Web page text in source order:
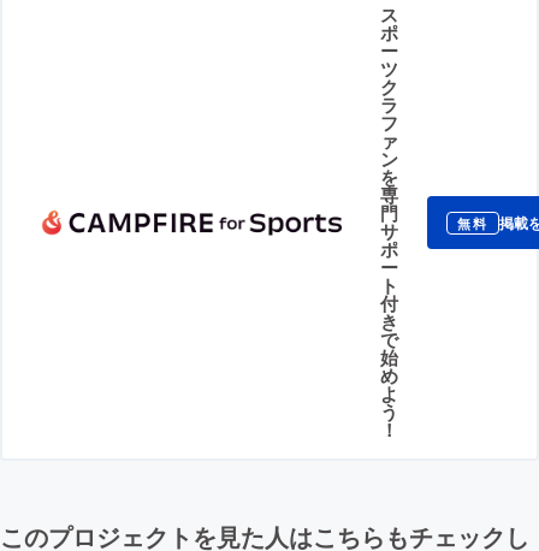
ス
ポ
ー
ツ
ク
ラ
フ
ァ
ン
を
専
門
サ
ポ
ー
ト
付
き
で
始
め
よ
う
！
無料 掲載
このプロジェクトを見た人はこちらもチェックし